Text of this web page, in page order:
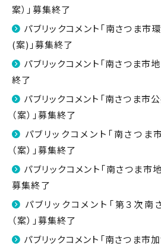
案）」募集終了
パブリックコメント「南さつま
(案)」募集終了
パブリックコメント「南さつま市
終了
パブリックコメント「南さつま
（案）」募集終了
パブリックコメント「南さつ
（案）」募集終了
パブリックコメント「南さつま市
募集終了
パブリックコメント「第３次
（案）」募集終了
パブリックコメント「南さつま